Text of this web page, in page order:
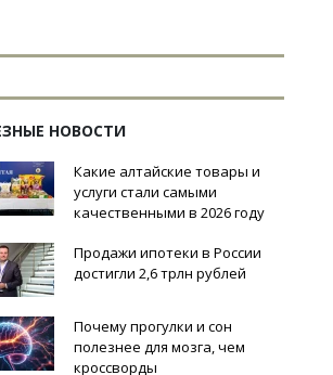
НОВОСТИ
Какие алтайские товары и
услуги стали самыми
качественными в 2026 году
Продажи ипотеки в России
достигли 2,6 трлн рублей
Почему прогулки и сон
полезнее для мозга, чем
кроссворды